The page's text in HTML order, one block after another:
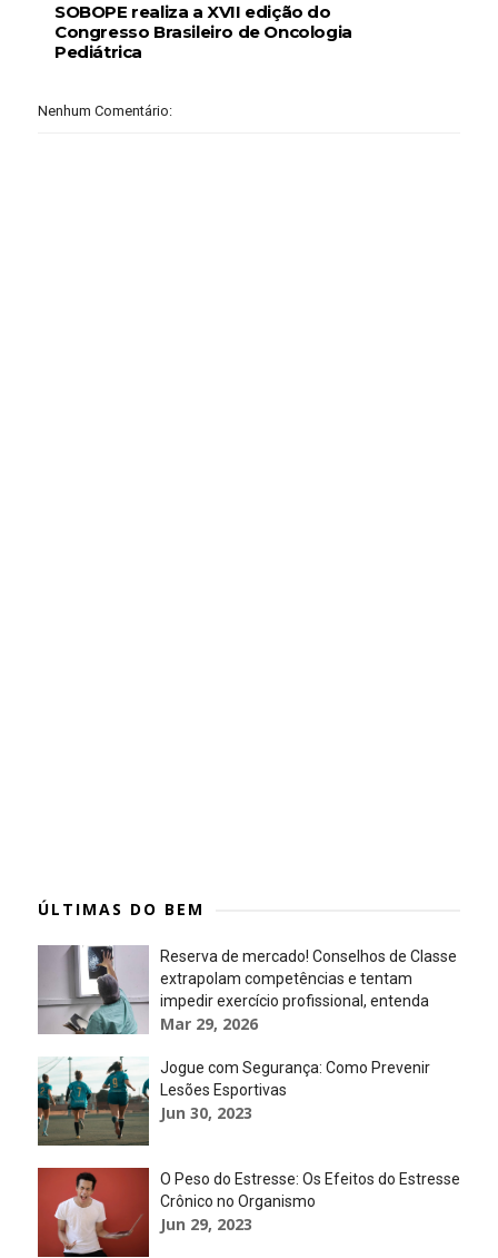
SOBOPE realiza a XVII edição do
Congresso Brasileiro de Oncologia
Pediátrica
Nenhum Comentário:
ÚLTIMAS DO BEM
Reserva de mercado! Conselhos de Classe
extrapolam competências e tentam
impedir exercício profissional, entenda
Mar 29, 2026
Jogue com Segurança: Como Prevenir
Lesões Esportivas
Jun 30, 2023
O Peso do Estresse: Os Efeitos do Estresse
Crônico no Organismo
Jun 29, 2023